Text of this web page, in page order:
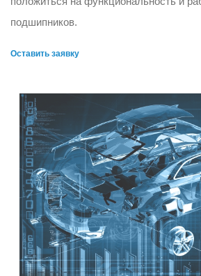
подшипников.
Оставить заявку